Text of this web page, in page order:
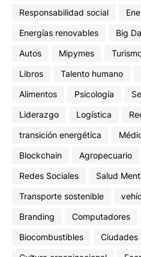
Responsabilidad social
Energías renovables
Big
Autos
Mipymes
Libros
Talento humano
Alimentos
Psicología
Liderazgo
Logística
transición energética
Blockchain
Agropecuario
Redes Sociales
Salud
Transporte sostenible
Branding
Computadores
Biocombustibles
Ciudades